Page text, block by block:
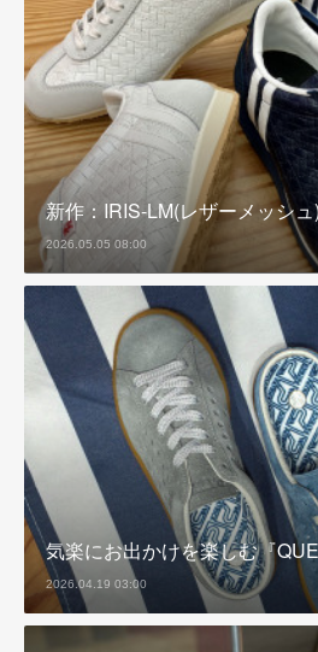
新作：IRIS-LM(レザーメッシ
2026.05.05 08:00
気楽にお出かけを楽しむ『
2026.04.19 03:00